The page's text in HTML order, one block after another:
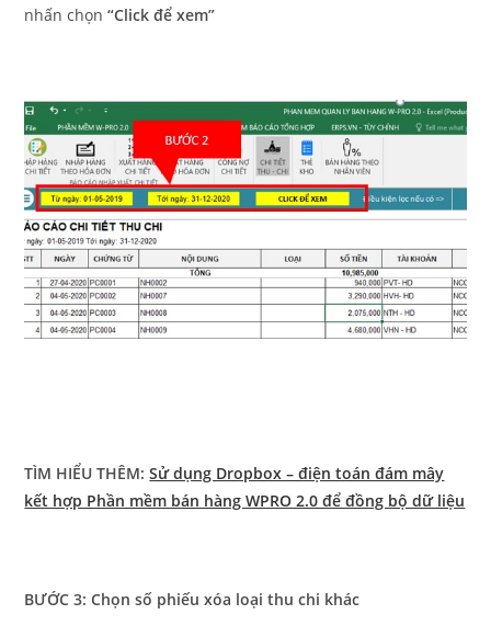
nhấn chọn“Click để xem”
TÌM HIỂU THÊM:Sử dụng Dropbox – điện toán đám mây
kết hợp Phần mềm bán hàng WPRO 2.0 để đồng bộ dữ liệu
BƯỚC 3: Chọn số phiếu xóa loại thu chi khác